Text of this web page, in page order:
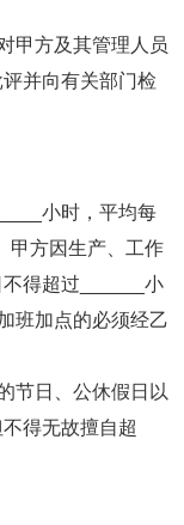
甲方及其管理人员
并向有关部门检
小时，平均每
甲方因生产、工作
得超过______小
班加点的必须经乙
节日、公休假日以
得无故擅自超